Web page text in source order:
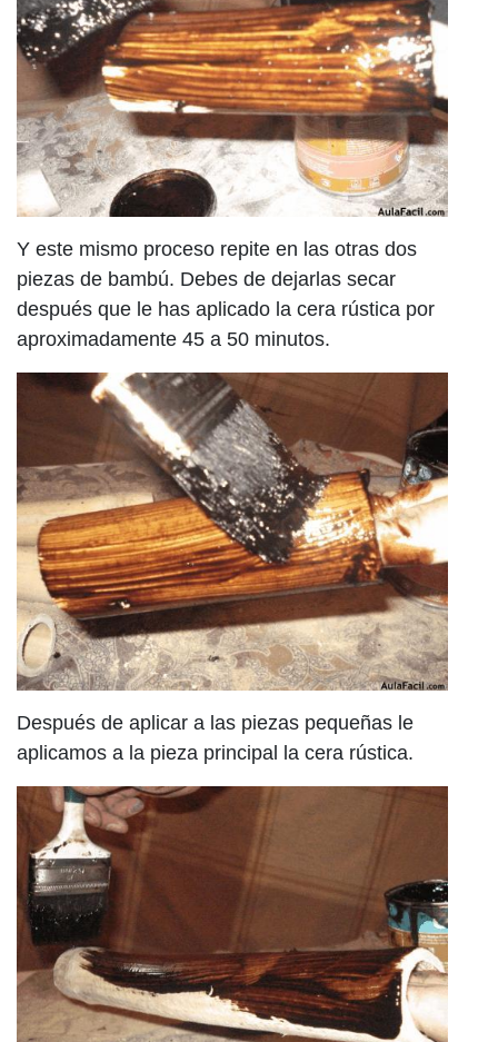
Y este mismo proceso repite en las otras dos
piezas de bambú. Debes de dejarlas secar
después que le has aplicado la cera rústica por
aproximadamente 45 a 50 minutos.
Después de aplicar a las piezas pequeñas le
aplicamos a la pieza principal la cera rústica.